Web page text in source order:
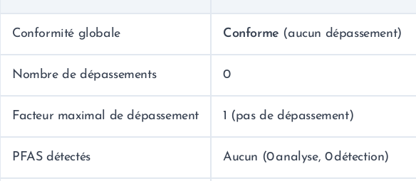
Conformité globale Conforme (aucun dépassement)
Nombre de dépassements 0
Facteur maximal de dépassement 1 (pas de dépassement)
PFAS détectés Aucun (0 analyse, 0 détection)